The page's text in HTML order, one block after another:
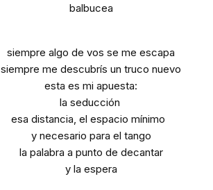
balbucea
siempre algo de vos se me escapa
siempre me descubrís un truco nuevo
esta es mi apuesta:
la seducción
esa distancia, el espacio mínimo
y necesario para el tango
la palabra a punto de decantar
y la espera